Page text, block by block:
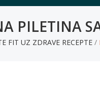
PILETINA
FIT UZ ZDRAVE RECEPTE